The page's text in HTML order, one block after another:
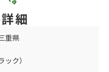
細
重県
ク）